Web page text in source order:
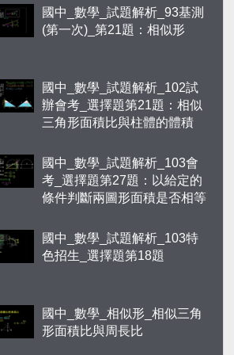
國中_數學_試題解析_93基測
(第一次)_第21題：相似形
國中_數學_試題解析_102試
辦會考_選擇題第21題：相似
三角形面積比與柱體的體積
國中_數學_試題解析_103會
考_選擇題第27題：以給定的
條件判斷兩圖形面積是否相等
國中_數學_試題解析_103特
色招生_選擇題第18題
國中_數學_相似形_相似三角
形面積比與周長比